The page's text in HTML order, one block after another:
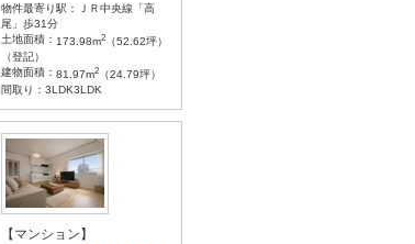
物件最寄り駅：
ＪＲ中央線「高
尾」歩31分
土地面積： 173.98m2 （52.62坪）
（登記）
建物面積： 81.97m2 （24.79坪）
間取り： 3LDK3LDK
【マンション】